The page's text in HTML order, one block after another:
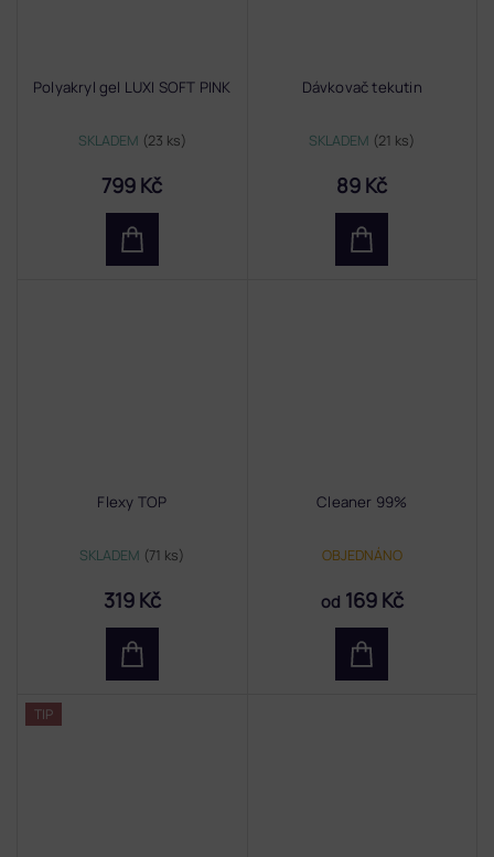
Polyakryl gel LUXI SOFT PINK
SKLADEM (23 ks)
799 Kč
Dávkovač tekutin
SKLADEM (21 ks)
89 Kč
Flexy TOP
SKLADEM (71 ks)
319 Kč
Cleaner 99%
OBJEDNÁNO
od 169 Kč
TIP